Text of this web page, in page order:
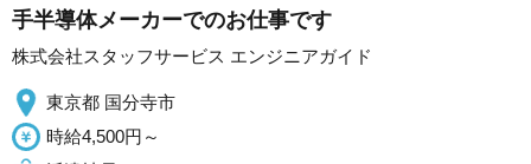
手半導体メーカーでのお仕事です
株式会社スタッフサービス エンジニアガイド
東京都 国分寺市
時給4,500円～